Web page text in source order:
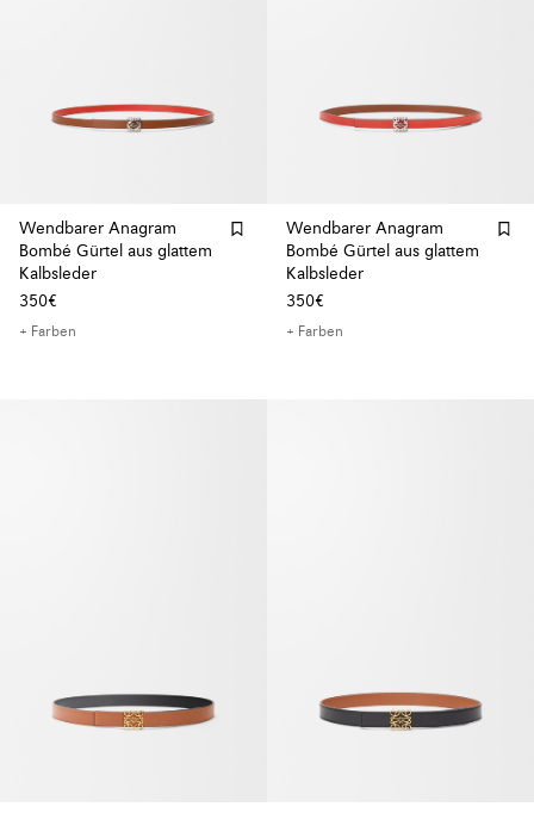
Wendbarer Anagram
Bombé Gürtel aus glattem
Kalbsleder
350€
+ Farben
Wendbarer Anagram
Bombé Gürtel aus glattem
Kalbsleder
350€
+ Farben